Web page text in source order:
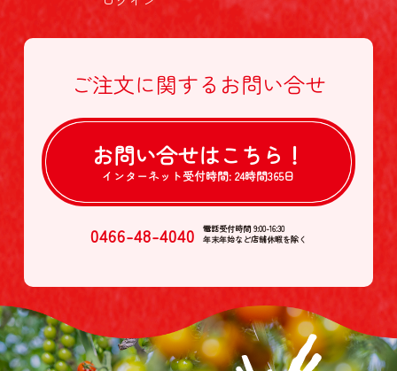
ご注文に関する お問い合せ
お問い合せはこちら！
インターネット受付時間: 24時間365日
0466-48-4040
電話受付時間 9:00-16:30
年末年始など店舗休暇を除く